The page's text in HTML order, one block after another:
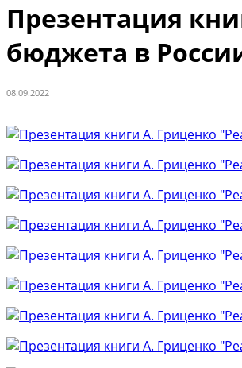
Презентация
бюджета в
08.09.2022